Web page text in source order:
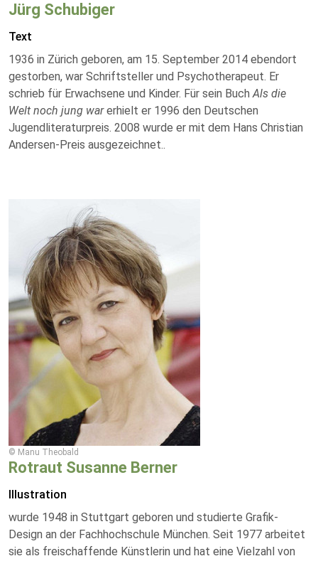
Jürg Schubiger
Text
1936 in Zürich geboren, am 15. September 2014 ebendort
gestorben, war Schriftsteller und Psychotherapeut. Er
schrieb für Erwachsene und Kinder. Für sein BuchAls die
Welt noch jung warerhielt er 1996 den Deutschen
Jugendliteraturpreis. 2008 wurde er mit dem Hans Christian
Andersen-Preis ausgezeichnet..
© Manu Theobald
Rotraut Susanne Berner
Illustration
wurde 1948 in Stuttgart geboren und studierte Grafik-
Design an der Fachhochschule München. Seit 1977 arbeitet
sie als freischaffende Künstlerin und hat eine Vielzahl von